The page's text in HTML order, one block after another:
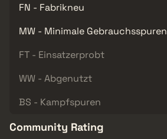
FN - Fabrikneu
MW - Minimale Gebrauchsspuren
FT - Einsatzerprobt
WW - Abgenutzt
BS - Kampfspuren
Community Rating